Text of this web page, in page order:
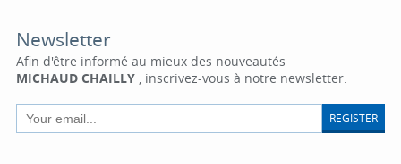
Newsletter
Afin d'être informé au mieux des nouveautés
MICHAUD CHAILLY, inscrivez-vous à notre newsletter.
REGISTER